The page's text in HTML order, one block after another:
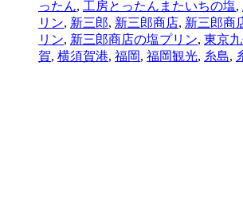
ったん, 工房とったんまたいちの塩,
リン, 新三郎, 新三郎商店, 新三郎商
リン, 新三郎商店の塩プリン, 東京
賀, 横須賀港, 福岡, 福岡観光, 糸島,